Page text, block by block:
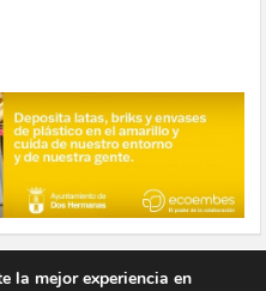
la mejor experiencia en